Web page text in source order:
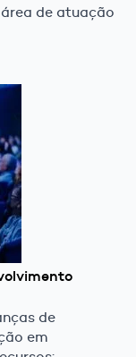
de atuação
de
em